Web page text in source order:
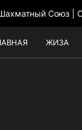
ЖИЗА
Союз |